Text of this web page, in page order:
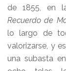
de 1855, en
Recuerdo de
lo largo de
valorizarse, y
una subasta